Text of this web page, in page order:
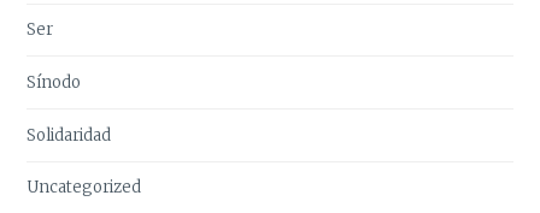
Ser
Sínodo
Solidaridad
Uncategorized